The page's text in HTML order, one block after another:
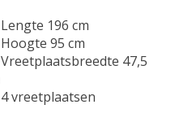
Lengte 196 cm
Hoogte 95 cm
Vreetplaatsbreedte 47,5
4 vreetplaatsen